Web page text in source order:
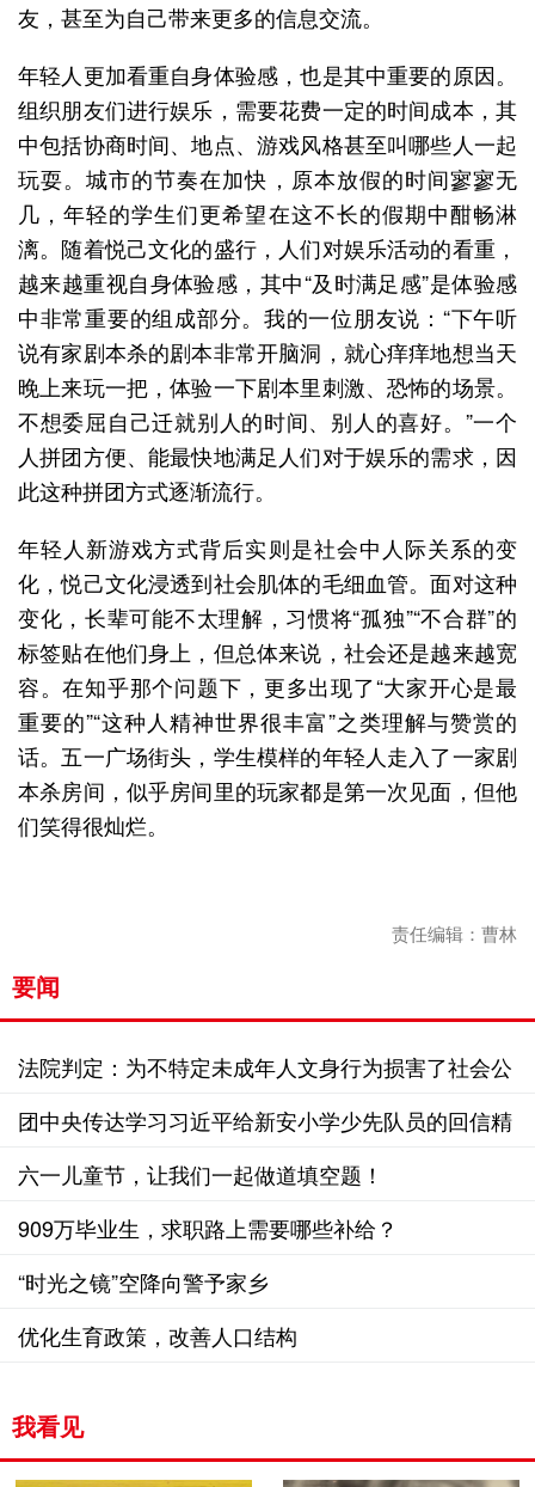
友，甚至为自己带来更多的信息交流。
年轻人更加看重自身体验感，也是其中重要的原因。
组织朋友们进行娱乐，需要花费一定的时间成本，其
中包括协商时间、地点、游戏风格甚至叫哪些人一起
玩耍。城市的节奏在加快，原本放假的时间寥寥无
几，年轻的学生们更希望在这不长的假期中酣畅淋
漓。随着悦己文化的盛行，人们对娱乐活动的看重，
越来越重视自身体验感，其中“及时满足感”是体验感
中非常重要的组成部分。我的一位朋友说：“下午听
说有家剧本杀的剧本非常开脑洞，就心痒痒地想当天
晚上来玩一把，体验一下剧本里刺激、恐怖的场景。
不想委屈自己迁就别人的时间、别人的喜好。”一个
人拼团方便、能最快地满足人们对于娱乐的需求，因
此这种拼团方式逐渐流行。
年轻人新游戏方式背后实则是社会中人际关系的变
化，悦己文化浸透到社会肌体的毛细血管。面对这种
变化，长辈可能不太理解，习惯将“孤独”“不合群”的
标签贴在他们身上，但总体来说，社会还是越来越宽
容。在知乎那个问题下，更多出现了“大家开心是最
重要的”“这种人精神世界很丰富”之类理解与赞赏的
话。五一广场街头，学生模样的年轻人走入了一家剧
本杀房间，似乎房间里的玩家都是第一次见面，但他
们笑得很灿烂。
责任编辑：曹林
要闻
法院判定：为不特定未成年人文身行为损害了社会公
共利益
团中央传达学习习近平给新安小学少先队员的回信精
神
六一儿童节，让我们一起做道填空题！
909万毕业生，求职路上需要哪些补给？
“时光之镜”空降向警予家乡
优化生育政策，改善人口结构
我看见